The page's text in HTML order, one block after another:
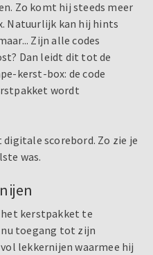
Zo komt hij steeds meer
Natuurlijk kan hij hints
Zijn alle codes
Dan leidt dit tot de
kerst-box: de code
wordt
digitale scorebord. Zo zie je
was.
het kerstpakket te
toegang tot zijn
lekkernijen waarmee hij